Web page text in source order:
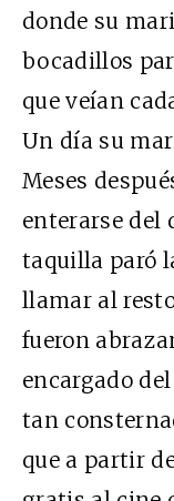
donde su
bocadillos
que veían
Un día su
Meses
enterarse del
taquilla paró
llamar al
fueron
encargado
tan
que a partir